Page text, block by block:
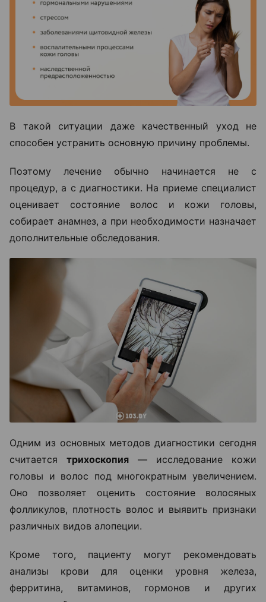
В такой ситуации даже качественный уход не
способен устранить основную причину проблемы.
Поэтому лечение обычно начинается не с
процедур, а с диагностики. На приеме специалист
оценивает состояние волос и кожи головы,
собирает анамнез, а при необходимости назначает
дополнительные обследования.
Одним из основных методов диагностики сегодня
считается трихоскопия — исследование кожи
головы и волос под многократным увеличением.
Оно позволяет оценить состояние волосяных
фолликулов, плотность волос и выявить признаки
различных видов алопеции.
Кроме того, пациенту могут рекомендовать
анализы крови для оценки уровня железа,
ферритина, витаминов, гормонов и других